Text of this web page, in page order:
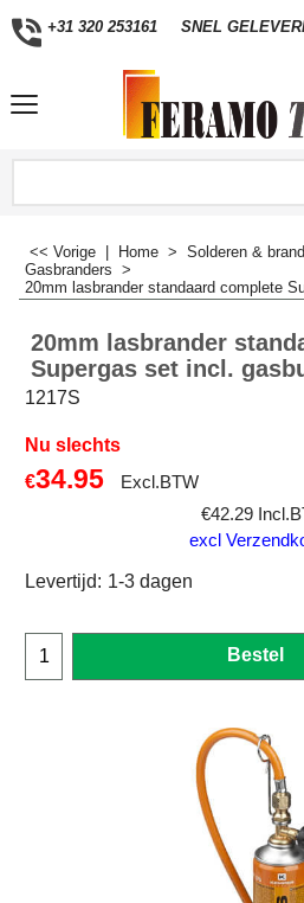
+31 320 253161 SNEL
<< Vorige Home > Solderen &
Gasbranders >
20mm lasbrander standaard complete
20mm lasbrander
Supergas set incl.
1217S
Nu slechts
€34.95
Excl.BTW
€42.29
excl
Levertijd: 1-3 dagen
Bestel